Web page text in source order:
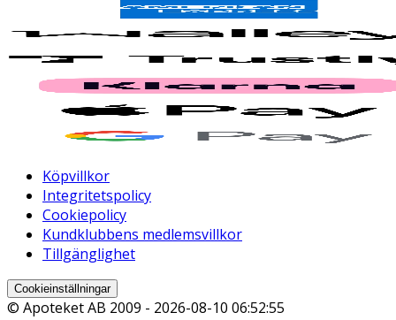
Köpvillkor
Integritetspolicy
Cookiepolicy
Kundklubbens medlemsvillkor
Tillgänglighet
Cookieinställningar
© Apoteket AB 2009 - 2026-08-10 06:52:55